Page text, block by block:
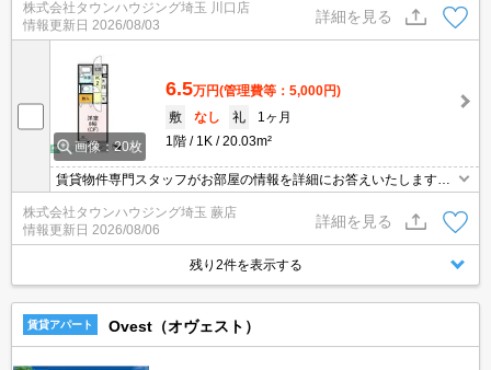
まとめてご紹介☆何でもご相談下さい♪
株式会社タウンハウジング埼玉 川口店
情報更新日 2026/08/03
詳細を見る
画像：20枚
6.5万円(管理費等：5,000円)
敷
なし 礼
1ヶ月
1階
1K 20.03m²
賃貸物件専門スタッフがお部屋の情報を詳細にお答えいたします。
お問合わせはタウンハウジング浦和店まで♪
株式会社タウンハウジング埼玉 蕨店
情報更新日 2026/08/06
詳細を見る
残り2件を表示する
賃貸アパート Ovest（オヴェスト）